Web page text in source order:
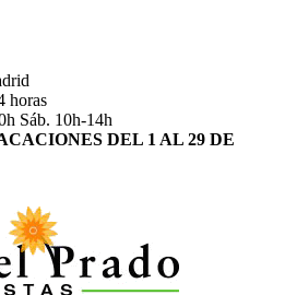
horas
Sáb. 10h-14h
DEL 1 AL 29 DE